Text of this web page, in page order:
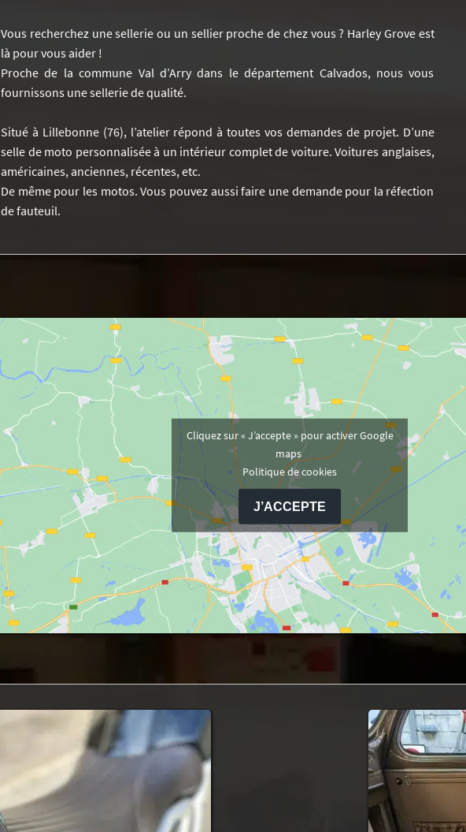
Vous recherchez une sellerie ou un sellier proche de chez vous ? Harley Grove est
là pour vous aider !
Proche de la commune Val d’Arry dans le département Calvados, nous vous
fournissons une sellerie de qualité.
Situé à Lillebonne (76), l’atelier répond à toutes vos demandes de projet. D’une
selle de moto personnalisée à un intérieur complet de voiture. Voitures anglaises,
américaines, anciennes, récentes, etc.
De même pour les motos. Vous pouvez aussi faire une demande pour la réfection
de fauteuil.
Cliquez sur « J’accepte » pour activer Google
maps
Politique de cookies
J’ACCEPTE